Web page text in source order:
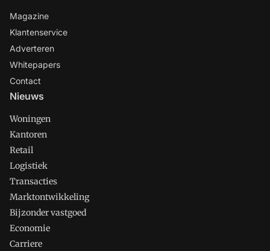
Magazine
Klantenservice
Adverteren
Whitepapers
Contact
Nieuws
Woningen
Kantoren
Retail
Logistiek
Transacties
Marktontwikkeling
Bijzonder vastgoed
Economie
Carriere